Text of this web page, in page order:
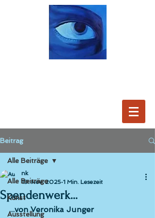
Beitrag
Alle Beiträge
Kunst
Ausstellung
Alle Beiträge
Spendenwerk...
nk
19. Nov. 2025 1 Min. Lesezeit
...von Veronika Junger